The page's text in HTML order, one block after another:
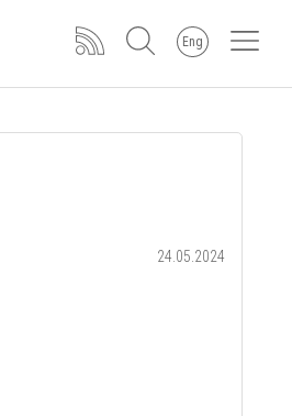
Eng
24.05.2024